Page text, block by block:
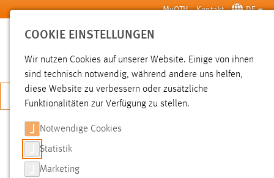
Zum Hauptinhalt springen MyOTH Kontakt DE
SUCHE
JETZT BEWERBEN
Hochschule Aktuelles News der OTH Amberg-Weiden
Filter
COOKIE EINSTELLUNGEN
Wir nutzen Cookies auf unserer Website. Einige von ihnen
sind technisch notwendig, während andere uns helfen,
diese Website zu verbessern oder zusätzliche
Funktionalitäten zur Verfügung zu stellen.
Notwendige Cookies
Statistik
Marketing